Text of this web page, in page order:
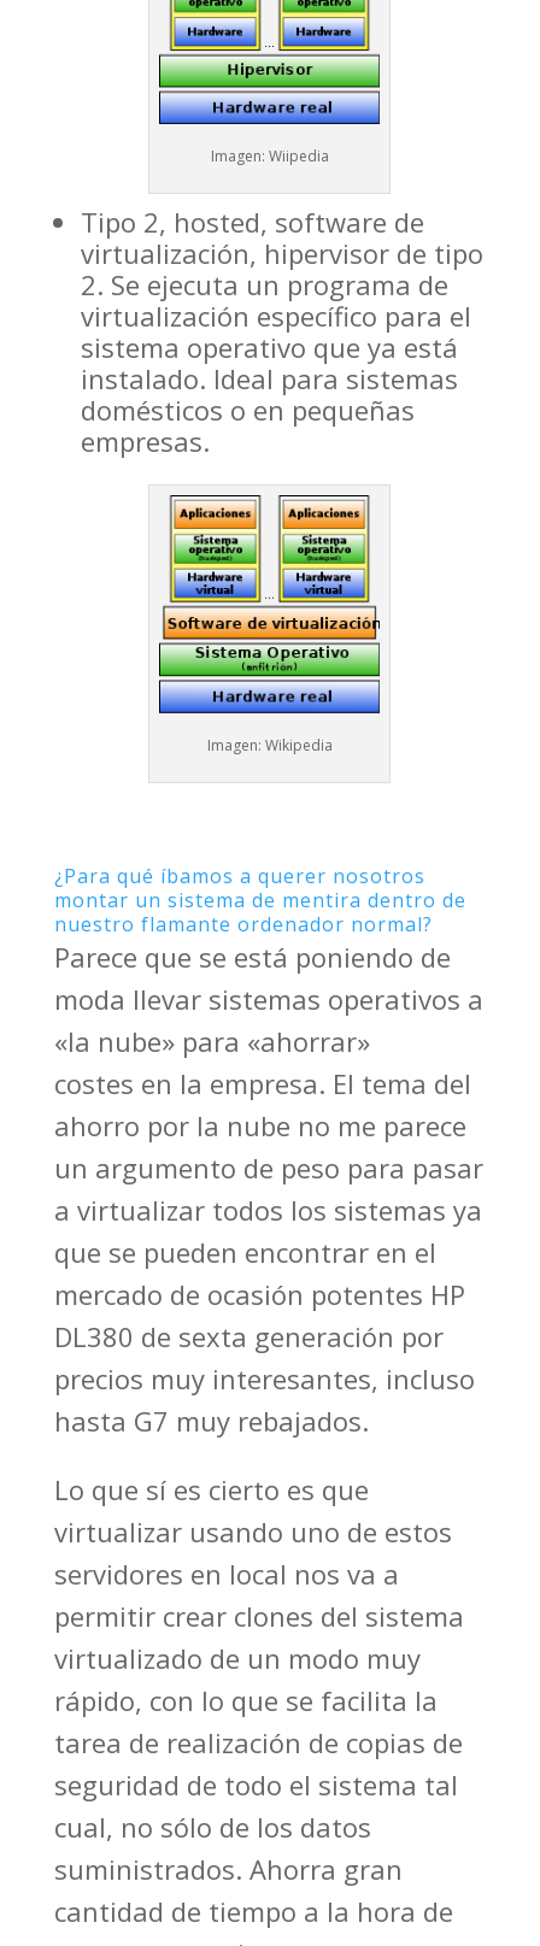
Imagen: Wiipedia
Tipo 2, hosted, software de
virtualización, hipervisor de tipo
2. Se ejecuta un programa de
virtualización específico para el
sistema operativo que ya está
instalado. Ideal para sistemas
domésticos o en pequeñas
empresas.
Imagen: Wikipedia
¿Para qué íbamos a querer nosotros
montar un sistema de mentira dentro de
nuestro flamante ordenador normal?
Parece que se está poniendo de
moda llevar sistemas operativos a
«la nube» para «ahorrar»
costes en la empresa. El tema del
ahorro por la nube no me parece
un argumento de peso para pasar
a virtualizar todos los sistemas ya
que se pueden encontrar en el
mercado de ocasión potentes HP
DL380 de sexta generación por
precios muy interesantes, incluso
hasta G7 muy rebajados.
Lo que sí es cierto es que
virtualizar usando uno de estos
servidores en local nos va a
permitir crear clones del sistema
virtualizado de un modo muy
rápido, con lo que se facilita la
tarea de realización de copias de
seguridad de todo el sistema tal
cual, no sólo de los datos
suministrados. Ahorra gran
cantidad de tiempo a la hora de